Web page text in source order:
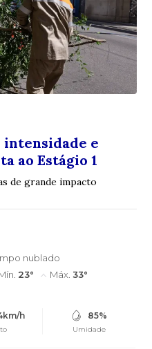
intensidade e
ao Estágio 1
de grande impacto
nublado
23° Máx. 33°
h 85%
Umidade